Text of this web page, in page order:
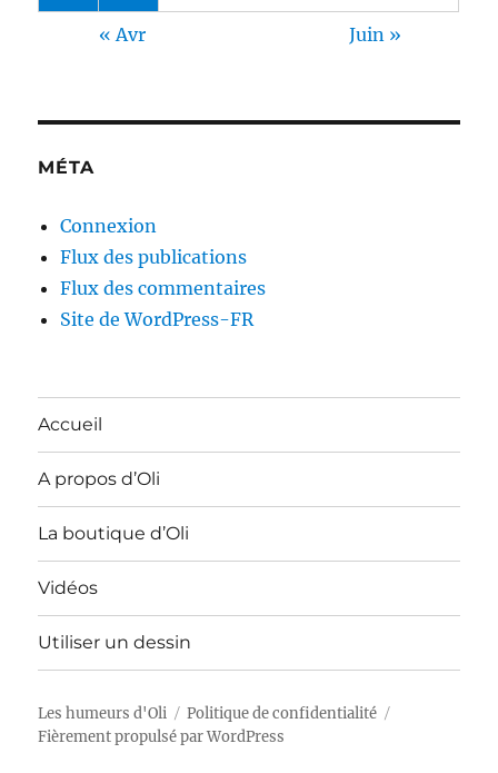
« Avr Juin »
MÉTA
Connexion
Flux des publications
Flux des commentaires
Site de WordPress-FR
Accueil
A propos d’Oli
La boutique d’Oli
Vidéos
Utiliser un dessin
Les humeurs d'Oli
Politique de confidentialité
Fièrement propulsé par WordPress